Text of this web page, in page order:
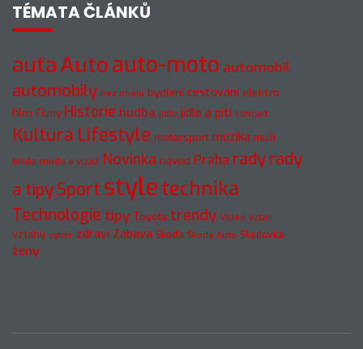
TÉMATA ČLÁNKŮ
autaAutoauto-moto automobil
automobily bez obalu bydlení cestování elektro
film Filmy Historie hudba jídlo jídlo a pití koncert
Kultura Lifestyle motorsport muzika muži
Móda móda a vizáž Novinka návod Praha radyrady
a tipySport styletechnika
Technologie tipy Toyota trendy Video vztah
vztahy výběr zdraví Zábava Škoda Škoda Auto Škodovka
ženy